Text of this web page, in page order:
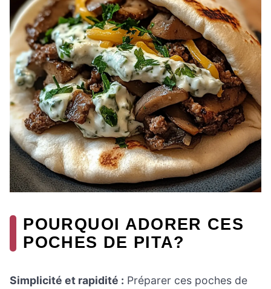
POURQUOI ADORER CES
POCHES DE PITA?
Simplicité et rapidité : Préparer ces poches de